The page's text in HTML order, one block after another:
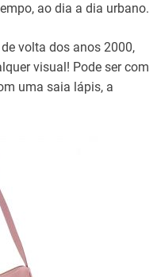
ao dia a dia urbano.
volta dos anos 2000,
visual! Pode ser com
uma saia lápis, a